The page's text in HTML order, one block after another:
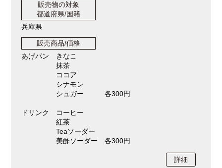
販売物の対象
都道府県/国籍
兵庫県
販売商品/価格
あげパン きなこ
抹茶
ココア
シナモン
シュガー 各300円
ドリンク コーヒー
紅茶
Teaソーダー
美酢ソーダー 各300円
詳細